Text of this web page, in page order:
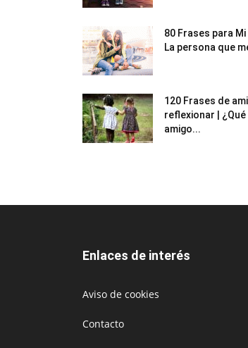
80 Frases para Mi
La persona que
120 Frases de
reflexionar | ¿Qué
amigo...
Enlaces de interés
Aviso de cookies
Contacto